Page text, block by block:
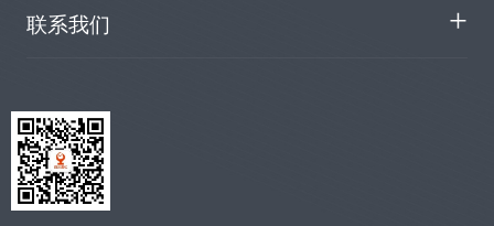
联系我们